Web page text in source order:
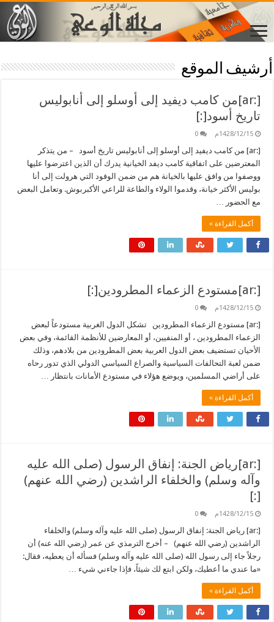
أرشيف الموقع
[:ar]من كامب ديفيد إلى أوسلو إلى أنابوليس
تاريخ أسود[:]
1428/12/15م 0
[:ar] من كامب ديفيد إلى أوسلو إلى أنابوليس تاريخ أسود – من يتذكر
المعترضين على اتفاقية كامب ديفد الخيانية يدرك أن الذين اعترضوا عليها
ووصفوا من وافق عليها بالخيانة هم من ضمن الوفود التي هرولت إلى أنا
بوليس الأكثر خيانة، وقدموا الولاء والطاعة للراعي الأكبربوش. وتعامل البعض
مع الحضور …
أكمل القراءة »
[:ar]مستودع الزعماء المطرودين[:]
1428/12/15م 0
[:ar] مستودع الزعماء المطرودين تشكل الدول الغربية مستودعاً لبعض
الزعماء المطرودين ، أو المنفيين، أو المعارضين للأنظمة القائمة، وفي بعض
الأحيان تستضيف بعض الدول العربية بعض المطرودين من بلادهم، وذلك
ضمن لعبة التحالفات السياسية والصراع السياسي الدولي الذي تدور رحاه
على أراضي المسلمين، ويوضع هؤلاء في مستودع الأمانات بانتظار …
أكمل القراءة »
[:ar]رياض الجنة: إنفاق الرسول (صلى الله عليه
وآله وسلم) والخلفاء الراشدين (رضي الله عنهم)
[:]
1428/12/15م 0
[:ar] رياض الجنة: إنفاق الرسول (صلى الله عليه وآله وسلم) والخلفاء
الراشدين (رضي الله عنهم) – أخرج الترمذي عن عمر (رضي الله عنه) أن
رجلاً جاء إلى رسول الله (صلى الله عليه وآله وسلم) فسأله أن يعطيه، فقال:
«ما عندي ما أعطيك، ولكن ابتع لك شيئاً، فإذا جاءني شيء …
أكمل القراءة »